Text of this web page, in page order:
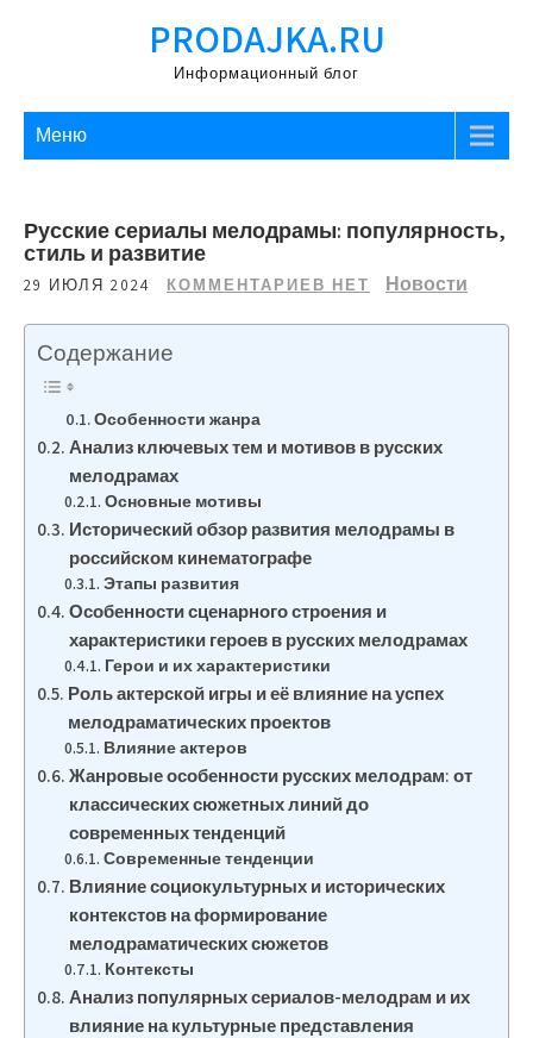
PRODAJKA.RU
Информационный блог
Меню
Русские сериалы мелодрамы: популярность,
стиль и развитие
29 ИЮЛЯ 2024 КОММЕНТАРИЕВ НЕТ Новости
Содержание
Особенности жанра
Анализ ключевых тем и мотивов в русских
мелодрамах
Основные мотивы
Исторический обзор развития мелодрамы в
российском кинематографе
Этапы развития
Особенности сценарного строения и
характеристики героев в русских мелодрамах
Герои и их характеристики
Роль актерской игры и её влияние на успех
мелодраматических проектов
Влияние актеров
Жанровые особенности русских мелодрам: от
классических сюжетных линий до
современных тенденций
Современные тенденции
Влияние социокультурных и исторических
контекстов на формирование
мелодраматических сюжетов
Контексты
Анализ популярных сериалов-мелодрам и их
влияние на культурные представления